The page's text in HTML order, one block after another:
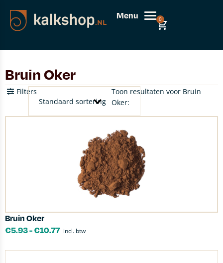
Menu 0
Bruin Oker
Toon resultaten voor Bruin
Oker:
Filters
Bruin Oker
€5.93-€10.77 incl. btw